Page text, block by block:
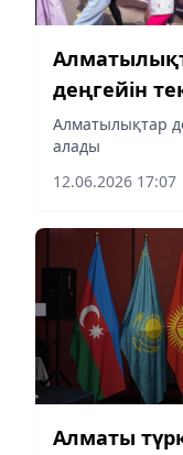
деңгейін
Алматылықтар
алады
12.06.2026 17:07
Алматы